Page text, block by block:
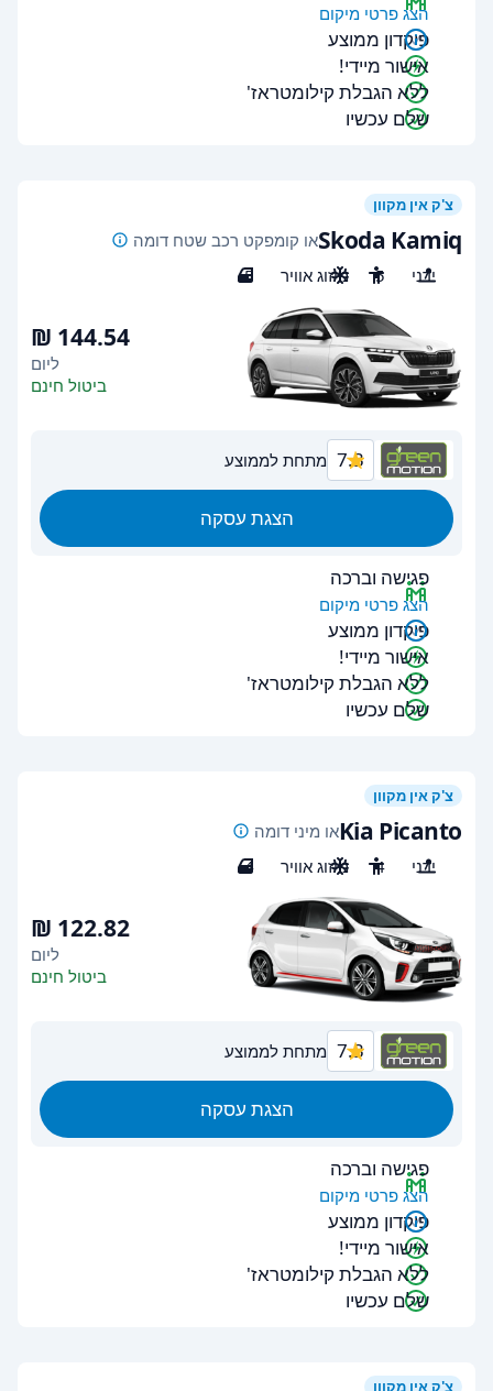
הצג פרטי מיקום
פיקדון ממוצע
אישור מיידי!
ללא הגבלת קילומטראז'
שלם עכשיו
צ'ק אין מקוון
Skoda Kamiqאו קומפקט רכב שטח דומה
ידני
5 מיזוג אוויר 5
ליום
ביטול חינם
7.3 מתחת לממוצע
הצגת עסקה
פגישה וברכה
הצג פרטי מיקום
פיקדון ממוצע
אישור מיידי!
ללא הגבלת קילומטראז'
שלם עכשיו
צ'ק אין מקוון
Kia Picantoאו מיני דומה
ידני
4 מיזוג אוויר 4
ליום
ביטול חינם
7.3 מתחת לממוצע
הצגת עסקה
פגישה וברכה
הצג פרטי מיקום
פיקדון ממוצע
אישור מיידי!
ללא הגבלת קילומטראז'
שלם עכשיו
צ'ק אין מקוון